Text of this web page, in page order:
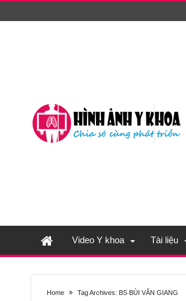
Video Y khoa Tài liệu
Home Tag Archives: BS BÙI VĂN GIANG